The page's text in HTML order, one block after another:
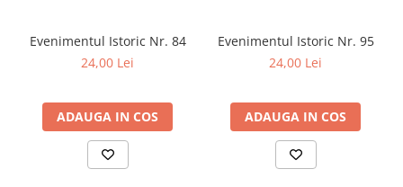
Evenimentul Istoric Nr. 84
24,00 Lei
ADAUGA IN COS
Evenimentul Istoric Nr. 95
24,00 Lei
ADAUGA IN COS